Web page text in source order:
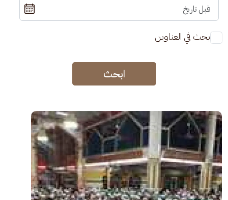
بحث في العناوين
ابحث
الصورة